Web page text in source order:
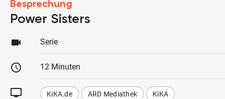
Besprechung
Power Sisters
videocam Serie
schedule 12 Minuten
tv KiKA.de ARD Mediathek KiKA